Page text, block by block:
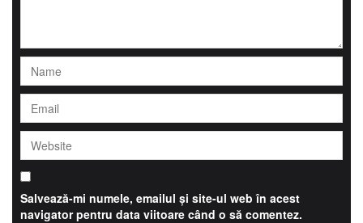
Salvează-mi numele, emailul și site-ul web în acest
navigator pentru data viitoare când o să comentez.